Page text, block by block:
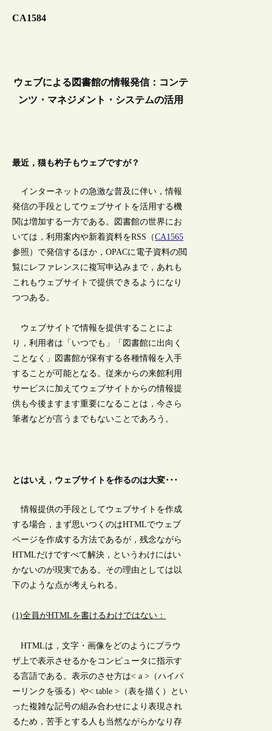
CA1584
ウェブによる図書館の情報発信：コンテ
ンツ・マネジメント・システムの活用
最近，猫も杓子もウェブですが？
インターネットの急激な普及に伴い，情報
発信の手段としてウェブサイトを活用する機
関は増加する一方である。図書館の世界にお
いては，利用案内や新着資料をRSS（CA1565
参照）で発信するほか，OPACに電子資料の閲
覧にレファレンスに複写申込みまで，あれも
これもウェブサイトで提供できるようになり
つつある。
ウェブサイトで情報を提供することによ
り，利用者は「いつでも」「図書館に出向く
ことなく」図書館が保有する各種情報を入手
することが可能となる。従来からの来館利用
サービスに加えてウェブサイトからの情報提
供も今後ますます重要になることは，今さら
筆者などが言うまでもないことであろう。
とはいえ，ウェブサイトを作るのは大変･･･
情報提供の手段としてウェブサイトを作成
する場合，まず思いつくのはHTMLでウェブ
ページを作成する方法であるが，残念ながら
HTMLだけですべて解決，というわけにはい
かないのが現実である。その理由としては以
下のような点が考えられる。
(1)全員がHTMLを書けるわけではない：
HTMLは，文字・画像をどのようにブラウ
ザ上で表示させるかをコンピュータに指示す
る言語である。表示のさせ方は< a >（ハイパ
ーリンクを張る）や< table >（表を描く）とい
った複雑な記号の組み合わせにより表現され
るため，苦手とする人も当然ながらかなり存